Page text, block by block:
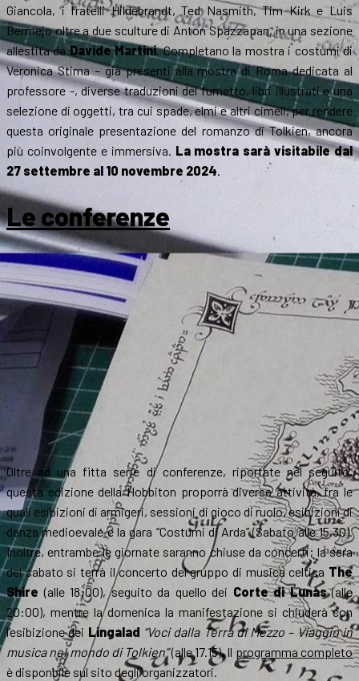
Giancola, i fratelli Hildebrandt, Ted Nasmith, Tim Kirk e Luis
Bermejo oltre a due sculture di Anton Spazzapan, in una sezione
allestita daDavide Martini. Completano la mostra i costumi di
Veronica Stima – già presenti alla mostra di Roma dedicata al
professore -, diverse traduzioni del fumetto, libri illustrati e una
selezione di oggetti, tra cui spade, elmi e altri cimeli, per rendere
questa originale presentazione del romanzo di Tolkien, ancora
più coinvolgente e immersiva. La mostra sarà visitabile dal
27 settembre al 10 novembre 2024.
Le conferenze
Oltre ad una fitta serie di conferenze, riportate nel seguito,
questa edizione della Hobbiton proporrà diverse attività, fra le
quali esibizioni di armigeri, sessioni di gioco di ruolo, esibizioni di
danza medioevale e la gara “Costumi di Arda” (Sabato alle 15.30).
Inoltre, entrambe le giornate saranno chiuse da concerti; la sera
del sabato si terrà il concerto del gruppo di musica celtica The
Shire(alle 18:00), seguito da quello dei Corte di Lunas(alle
20:00), mentre la domenica la manifestazione si chiuderà con
l’esibizione dei Lingalad “Voci dalla Terra di Mezzo – Viaggio in
musica nel mondo di Tolkien”(alle 17.15).Il programma completo
è disponbile sul sito degli organizzatori.